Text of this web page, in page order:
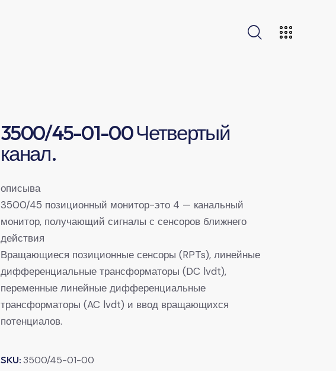
3500/45-01-00 Четвертый
канал.
описыва
3500/45 позиционный монитор-это 4 — канальный
монитор, получающий сигналы с сенсоров ближнего
действия
Вращающиеся позиционные сенсоры (RPTs), линейные
дифференциальные трансформаторы (DC lvdt),
переменные линейные дифференциальные
трансформаторы (AC lvdt) и ввод вращающихся
потенциалов.
SKU:3500/45-01-00